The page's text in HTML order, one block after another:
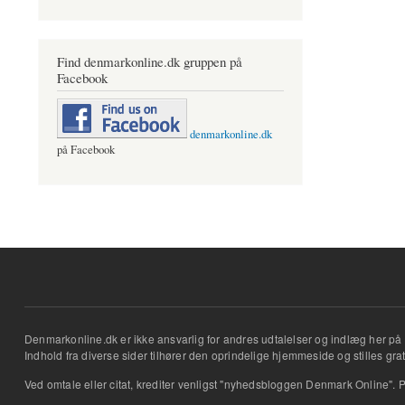
Find denmarkonline.dk gruppen på
Facebook
denmarkonline.dk
på Facebook
Denmarkonline.dk er ikke ansvarlig for andres udtalelser og indlæg her på
Indhold fra diverse sider tilhører den oprindelige hjemmeside og stilles
Ved omtale eller citat, krediter venligst "nyhedsbloggen Denmark Online".